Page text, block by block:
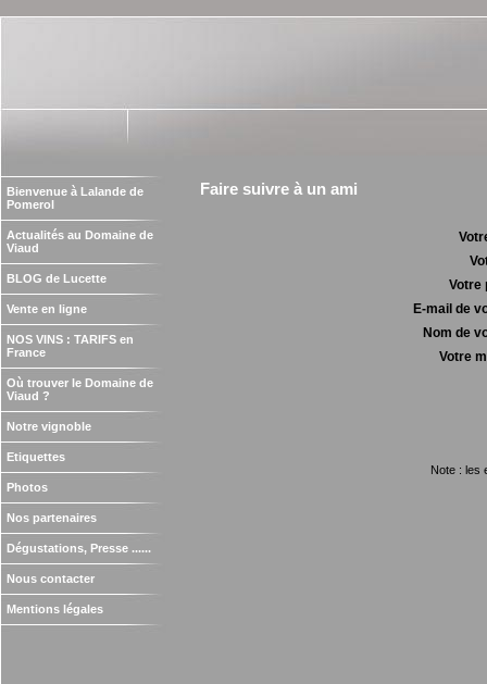
Bienvenue à Lalande de
Pomerol
Actualités au Domaine de
Viaud
BLOG de Lucette
Vente en ligne
NOS VINS : TARIFS en
France
Où trouver le Domaine de
Viaud ?
Notre vignoble
Etiquettes
Photos
Nos partenaires
Dégustations, Presse ......
Nous contacter
Mentions légales
Faire suivre à un ami
Votre
E-mail de
Nom de
Votre
Note : les